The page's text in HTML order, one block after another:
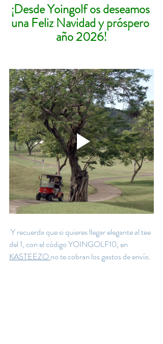
¡Desde Yoingolf os deseamos
una Feliz Navidad y próspero
año 2026!
Y recuerda que si quieres llegar elegante al tee
del 1, con el código YOINGOLF10, en
KASTEEZO no te cobran los gastos de envío.